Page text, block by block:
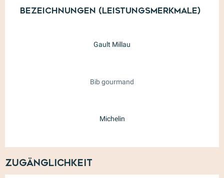
Bezeichnungen (Leistungsmerkmale)
Bezeichnungen (Leistungsmerkmale)
Gault Millau
Bib gourmand
Michelin
Zugänglichkeit